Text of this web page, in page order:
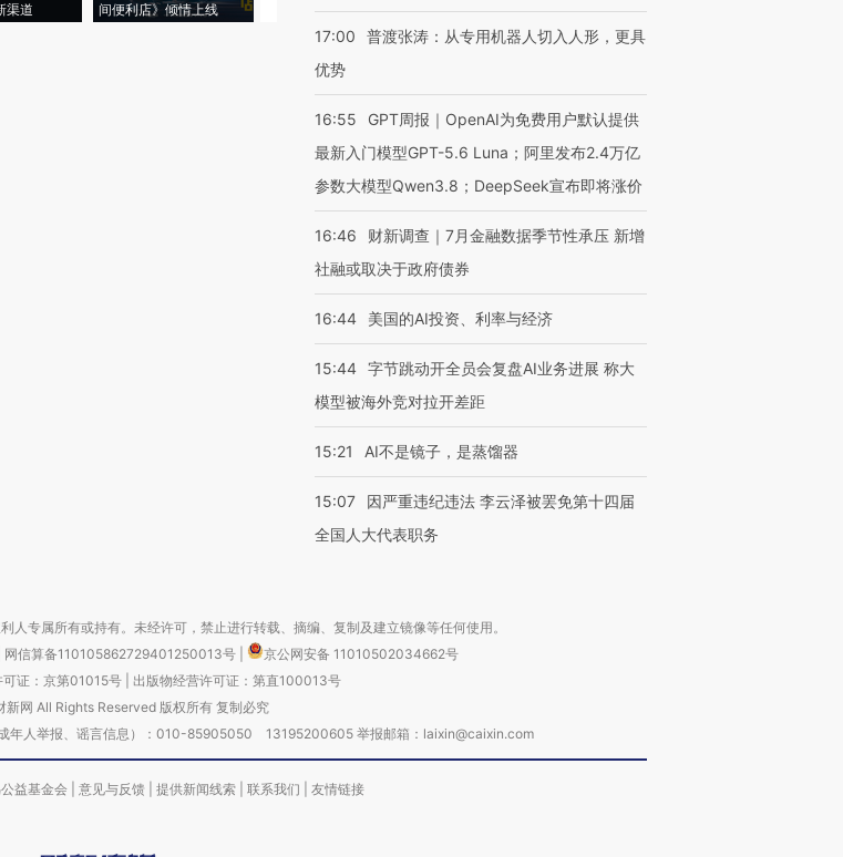
渠道
间便利店》倾情上线
有意思的生活方式·第三对
住三大增长引擎是什么？
17:00
普渡张涛：从专用机器人切入人形，更具
优势
16:55
GPT周报｜OpenAI为免费用户默认提供
最新入门模型GPT-5.6 Luna；阿里发布2.4万亿
参数大模型Qwen3.8；DeepSeek宣布即将涨价
16:46
财新调查｜7月金融数据季节性承压 新增
社融或取决于政府债券
16:44 美国的AI投资、利率与经济
15:44 字节跳动开全员会复盘AI业务进展 称大
模型被海外竞对拉开差距
15:21 AI不是镜子，是蒸馏器
15:07
因严重违纪违法 李云泽被罢免第十四届
全国人大代表职务
人专属所有或持有。未经许可，禁止进行转载、摘编、复制及建立镜像等任何使用。
网信算备110105862729401250013号
京公网安备 11010502034662号
证：京第01015号| 出版物经营许可证：第直100013号
网 All Rights Reserved 版权所有 复制必究
年人举报、谣言信息）：010-85905050 13195200605 举报邮箱：laixin@caixin.com
益基金会 意见与反馈 提供新闻线索 联系我们 友情链接